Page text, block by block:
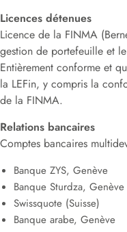
Licences détenues
Licence de la FINMA
gestion de portefeuille et
Entièrement conforme et
la LEFin, y compris la
de la FINMA.
Relations bancaires
Comptes bancaires
Banque ZYS, Genève
Banque Sturdza, Genève
Swissquote (Suisse)
Banque arabe, Genève